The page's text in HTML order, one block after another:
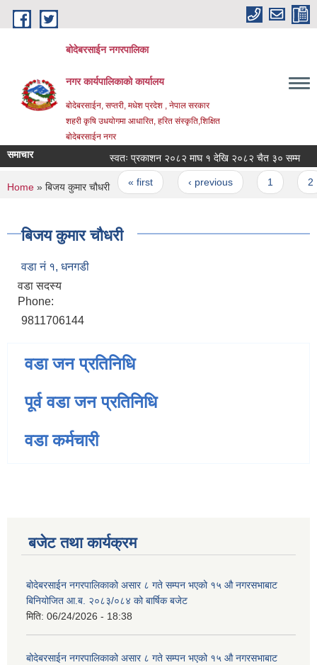
Skip to main content
बोदेबरसाईन नगरपालिका
नगर कार्यपालिकाको कार्यालय
बोदेबरसाईन, सप्तरी, मधेश प्रदेश , नेपाल सरकार
शहरी कृषि उधयोगमा आधारित, हरित संस्कृति,शिक्षित
बोदेबरसाईन नगर
समाचार स्वतः प्रकाशन २०८२ माघ १ देखि २०८२ चैत ३० सम्म
Pages
« first ‹ previous
You are here
Home » बिजय कुमार चौधरी
बिजय कुमार चौधरी
वडा नं‌ १, धनगडी
वडा सदस्य
Phone:
9811706144
वडा जन प्रतिनिधि
पूर्व वडा जन प्रतिनिधि
वडा कर्मचारी
बजेट तथा कार्यक्रम
बोदेबरसाईन नगरपालिकाको असार ८ गते सम्पन भएको १५ ‍‍‍औ नगरसभाबाट
बिनियोजित आ.ब. २०८३/०८४ को बार्षिक बजेट
मिति: 06/24/2026 - 18:38
बोदेबरसाईन नगरपालिकाको असार ८ गते सम्पन भएको १५ ‍‍‍औ नगरसभाबाट